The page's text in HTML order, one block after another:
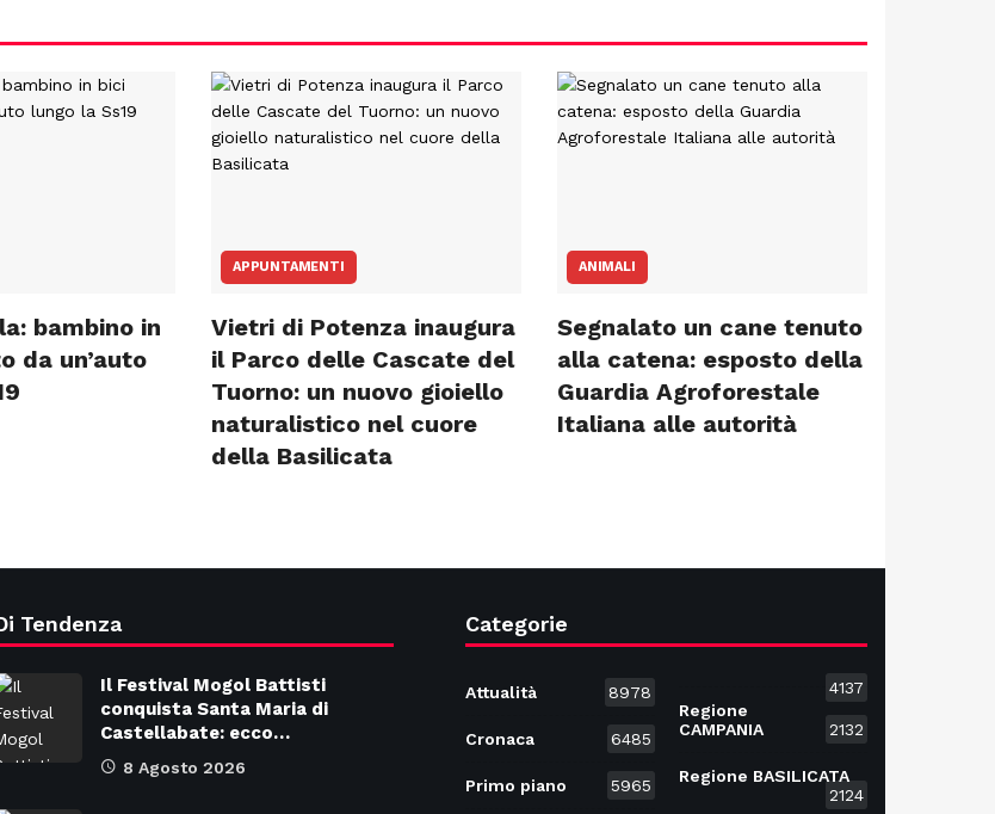
bambino in
da un’auto
APPUNTAMENTI
Vietri di Potenza inaugura
il Parco delle Cascate del
Tuorno: un nuovo gioiello
naturalistico nel cuore
della Basilicata
ANIMALI
Segnalato un cane tenuto
alla catena: esposto della
Guardia Agroforestale
Italiana alle autorità
Tendenza
Il Festival Mogol Battisti
conquista Santa Maria di
Castellabate: ecco…
8 Agosto 2026
Categorie
Attualità 8978
Cronaca 6485
Primo piano 5965
4137
Regione
CAMPANIA
2132
Regione BASILICATA
2124